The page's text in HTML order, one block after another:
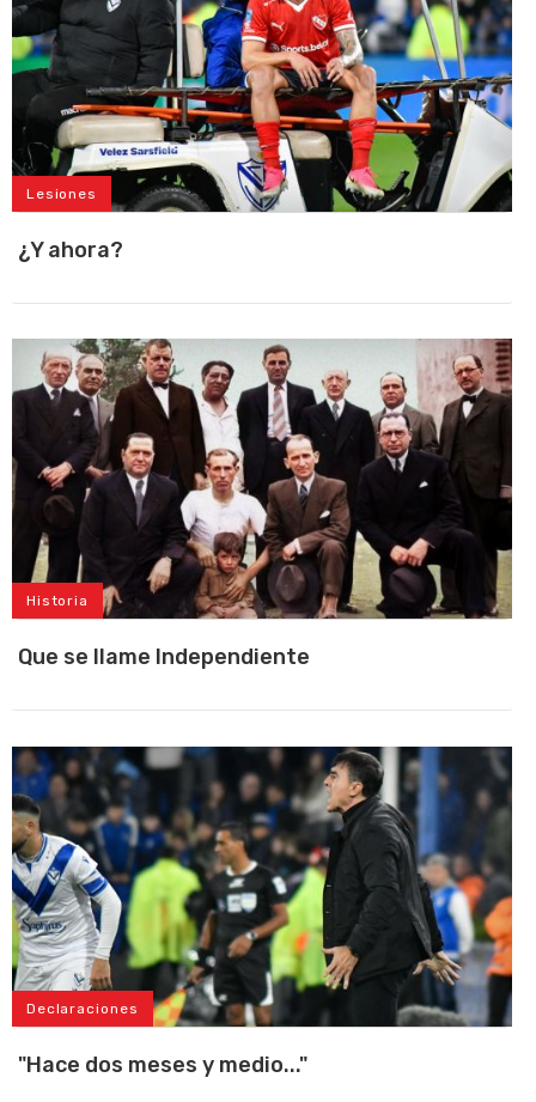
Lesiones
¿Y ahora?
Historia
Que se llame Independiente
Declaraciones
"Hace dos meses y medio..."